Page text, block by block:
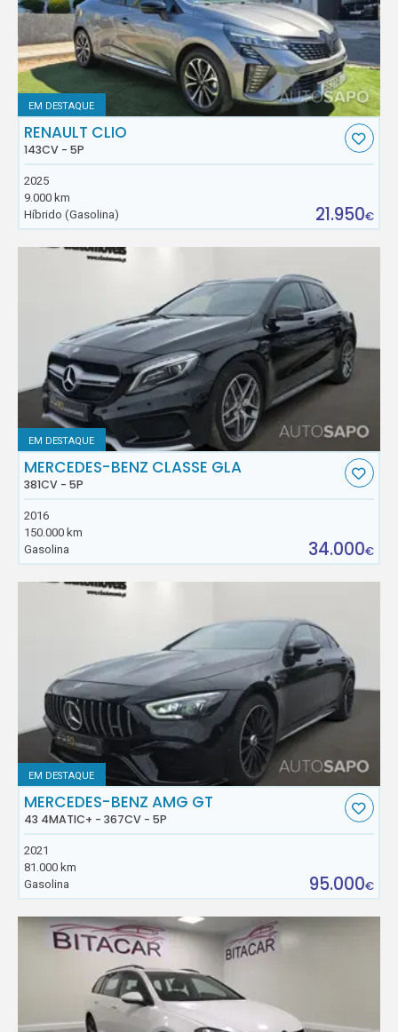
EM DESTAQUE
RENAULT CLIO
143CV - 5P
2025
9.000 km
Híbrido (Gasolina)
21.950€
EM DESTAQUE
MERCEDES-BENZ CLASSE GLA
381CV - 5P
2016
150.000 km
Gasolina
34.000€
EM DESTAQUE
MERCEDES-BENZ AMG GT
43 4MATIC+ - 367CV - 5P
2021
81.000 km
Gasolina
95.000€